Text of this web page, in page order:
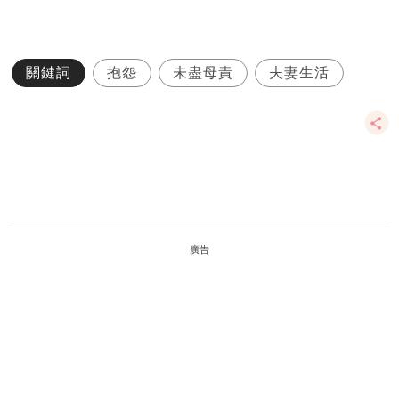
關鍵詞 抱怨 未盡母責 夫妻生活
廣告